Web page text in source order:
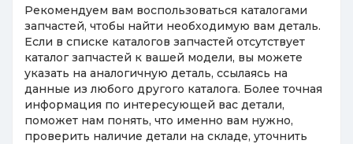
Рекомендуем вам воспользоваться каталогами
запчастей, чтобы найти необходимую вам деталь.
Если в списке каталогов запчастей отсутствует
каталог запчастей к вашей модели, вы можете
указать на аналогичную деталь, ссылаясь на
данные из любого другого каталога. Более точная
информация по интересующей вас детали,
поможет нам понять, что именно вам нужно,
проверить наличие детали на складе, уточнить